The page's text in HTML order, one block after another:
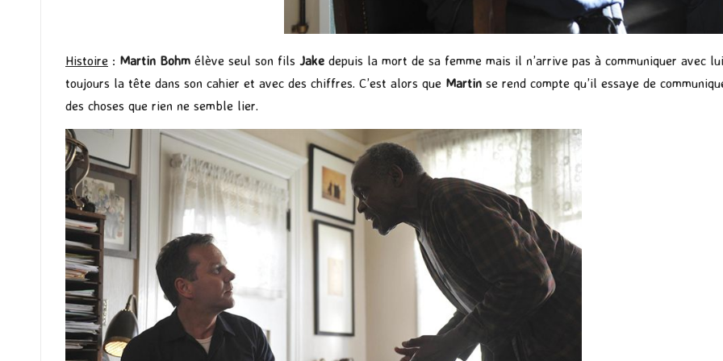
Histoire : Martin Bohm élève seul son fils Jake depuis la mort de sa femme mais il n’arrive pas à communiquer avec
toujours la tête dans son cahier et avec des chiffres. C’est alors que Martin se rend compte qu’il essaye de
des choses que rien ne semble lier.